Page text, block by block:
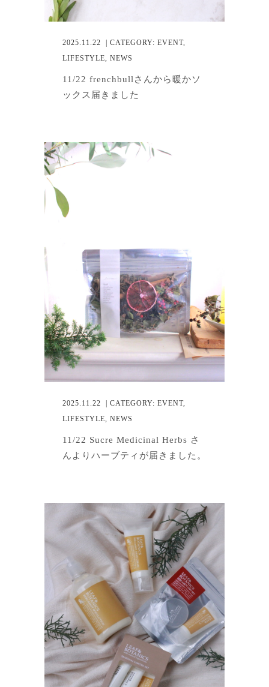
2025.11.22 | CATEGORY: EVENT,
LIFESTYLE, NEWS
11/22 frenchbullさんから暖かソ
ックス届きました
2025.11.22 | CATEGORY: EVENT,
LIFESTYLE, NEWS
11/22 Sucre Medicinal Herbs さ
んよりハーブティが届きました。